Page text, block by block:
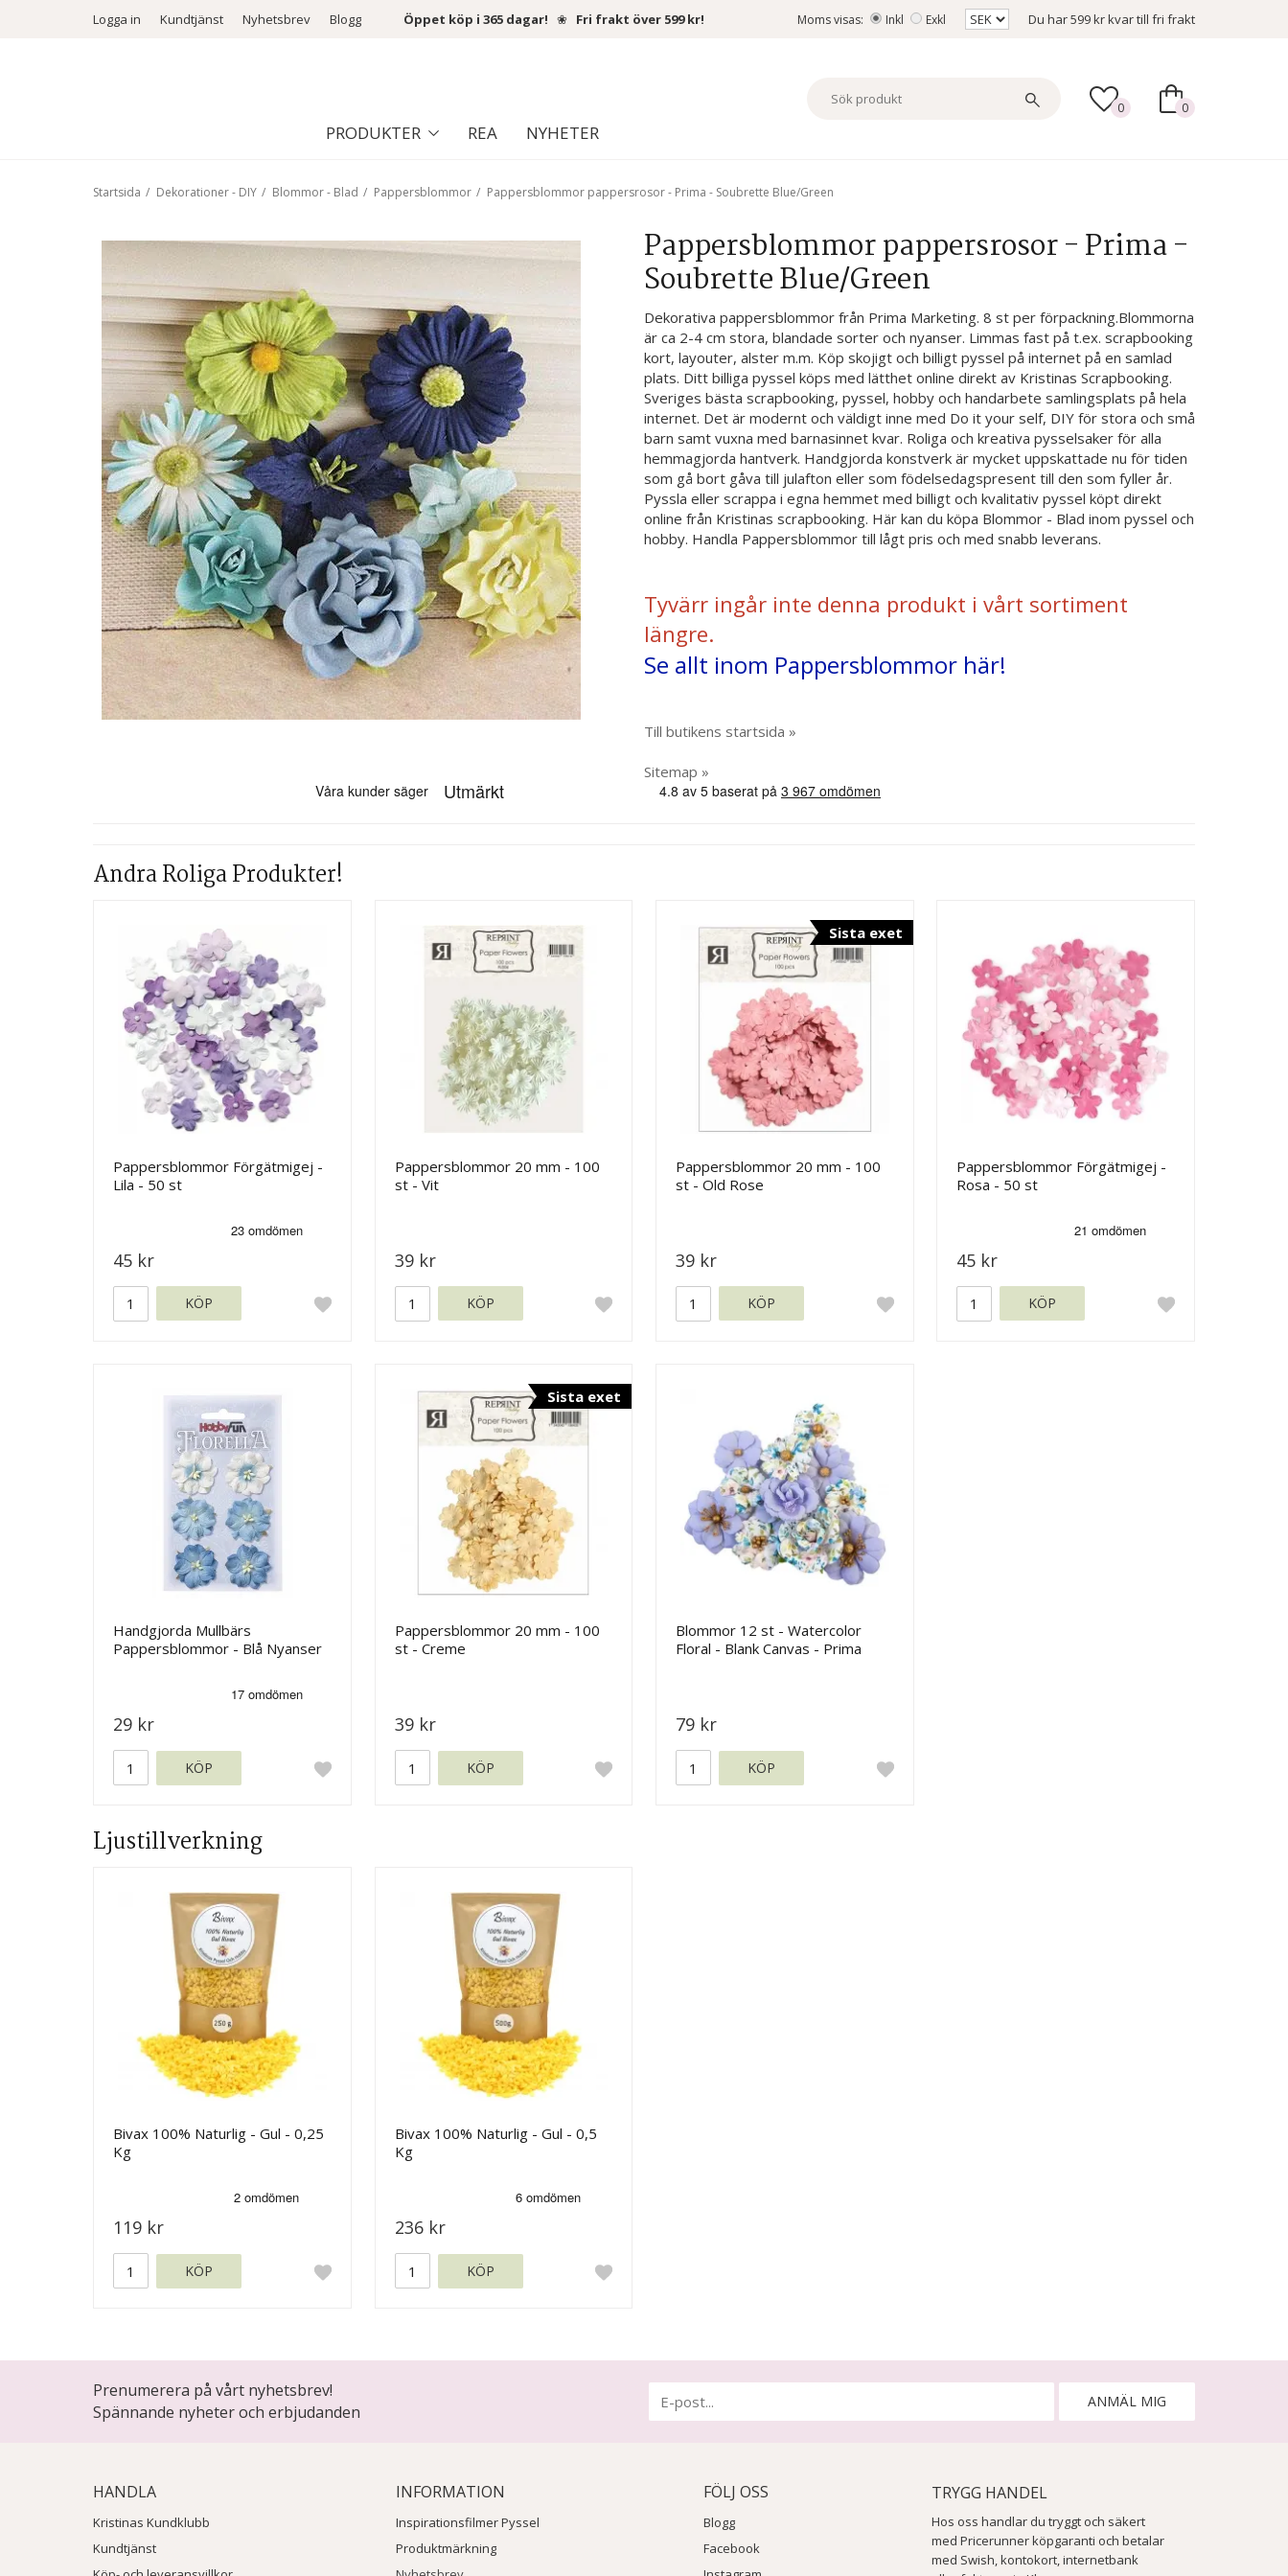
Logga in Kundtjänst Nyhetsbrev Blogg Öppet köp i 365 dagar! ❀ Fri frakt över 599 kr! Moms visas: Inkl Exkl Du har599 krkvar till fri frakt
PRODUKTER REA NYHETER
0 0
Startsida / Dekorationer - DIY / Blommor - Blad / Pappersblommor / Pappersblommor pappersrosor - Prima - Soubrette Blue/Green
Pappersblommor pappersrosor - Prima -
Soubrette Blue/Green
Dekorativa pappersblommor från Prima Marketing. 8 st per förpackning.Blommorna
är ca 2-4 cm stora, blandade sorter och nyanser. Limmas fast på t.ex. scrapbooking
kort, layouter, alster m.m. Köp skojigt och billigt pyssel på internet på en samlad
plats. Ditt billiga pyssel köps med lätthet online direkt av Kristinas Scrapbooking.
Sveriges bästa scrapbooking, pyssel, hobby och handarbete samlingsplats på hela
internet. Det är modernt och väldigt inne med Do it your self, DIY för stora och små
barn samt vuxna med barnasinnet kvar. Roliga och kreativa pysselsaker för alla
hemmagjorda hantverk. Handgjorda konstverk är mycket uppskattade nu för tiden
som gå bort gåva till julafton eller som födelsedagspresent till den som fyller år.
Pyssla eller scrappa i egna hemmet med billigt och kvalitativ pyssel köpt direkt
online från Kristinas scrapbooking. Här kan du köpa Blommor - Blad inom pyssel och
hobby. Handla Pappersblommor till lågt pris och med snabb leverans.
Tyvärr ingår inte denna produkt i vårt sortiment
längre.
Se allt inom Pappersblommor här!
Till butikens startsida »
Sitemap »
Andra Roliga Produkter!
Pappersblommor Förgätmigej -
Lila - 50 st
45 kr
KÖP
Pappersblommor 20 mm - 100
st - Vit
39 kr
KÖP
Sista exet
Pappersblommor 20 mm - 100
st - Old Rose
39 kr
KÖP
Pappersblommor Förgätmigej -
Rosa - 50 st
45 kr
KÖP
Handgjorda Mullbärs
Pappersblommor - Blå Nyanser
29 kr
KÖP
Sista exet
Pappersblommor 20 mm - 100
st - Creme
39 kr
KÖP
Blommor 12 st - Watercolor
Floral - Blank Canvas - Prima
79 kr
KÖP
Ljustillverkning
Bivax 100% Naturlig - Gul - 0,25
Kg
119 kr
KÖP
Bivax 100% Naturlig - Gul - 0,5
Kg
236 kr
KÖP
Prenumerera på vårt nyhetsbrev!
Spännande nyheter och erbjudanden
ANMÄL MIG
HANDLA
Kristinas Kundklubb
Kundtjänst
INFORMATION
Inspirationsfilmer Pyssel
Produktmärkning
FÖLJ OSS
Blogg
Facebook
TRYGG HANDEL
Hos oss handlar du tryggt och säkert
med Pricerunner köpgaranti och betalar
med Swish, kontokort, internetbank